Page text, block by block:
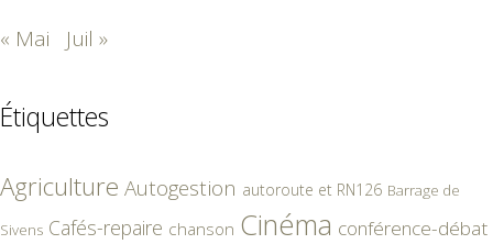
« Mai Juil »
Étiquettes
Agriculture Autogestion autoroute et RN126 Barrage de
Sivens Cafés-repaire chanson Cinéma conférence-débat